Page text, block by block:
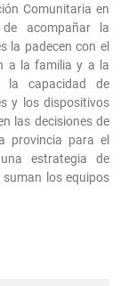
Comunitaria en
acompañar la
la padecen con el
a la familia y a la
la capacidad de
y los dispositivos
las decisiones de
provincia para el
estrategia de
los equipos